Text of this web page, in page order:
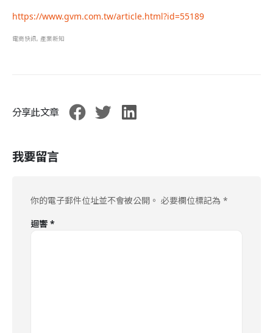
https://www.gvm.com.tw/article.html?id=55189
電商快訊, 產業新知
分享此文章
我要留言
你的電子郵件位址並不會被公開。 必要欄位標記為 *
迴響 *